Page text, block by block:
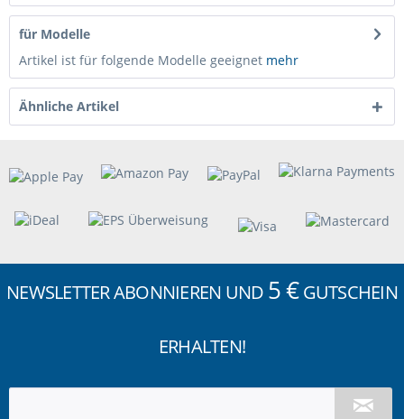
für Modelle
Artikel ist für folgende Modelle geeignet mehr
Ähnliche Artikel
NEWSLETTER ABONNIEREN UND 5 €GUTSCHEIN
ERHALTEN!